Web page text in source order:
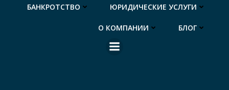
БАНКРОТСТВО ЮРИДИЧЕСКИЕ УСЛУГИ
О КОМПАНИИ БЛОГ